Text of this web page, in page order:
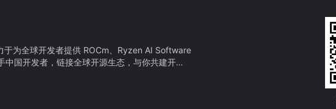
于为全球开发者提供 ROCm、Ryzen AI Software
国开发者，链接全球开源生态，与你共建开